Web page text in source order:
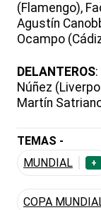
(Flamengo),
Agustín
Ocampo
DELANTEROS:
Núñez
Martín
TEMAS -
MUNDIAL
+
COPA